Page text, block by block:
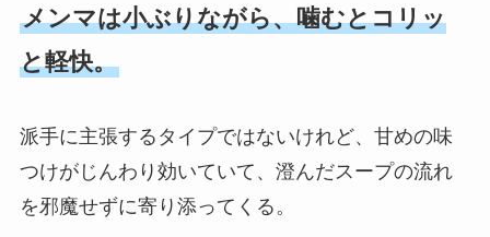
メンマは小ぶりながら、噛むとコリッ
と軽快。
派手に主張するタイプではないけれど、甘めの味
つけがじんわり効いていて、澄んだスープの流れ
を邪魔せずに寄り添ってくる。